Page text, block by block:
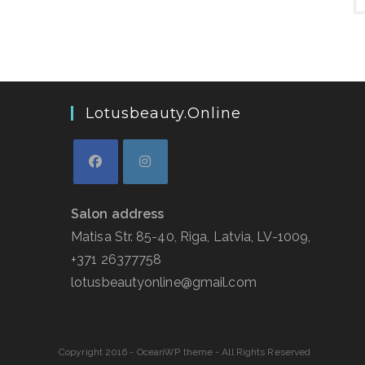
Lotusbeauty.online
Salon address
Matisa Str. 85-40, Riga, Latvia, LV-1009,
+371 26377758
lotusbeautyonline@gmail.com
Copyright 2016 - OceanWP theme - All Rights Reserved